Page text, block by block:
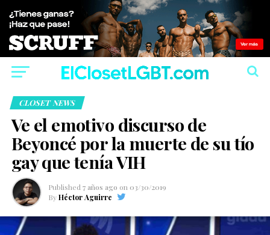
CLOSET NEWS
Ve el emotivo discurso de
Beyoncé por la muerte de su tío
gay que tenía VIH
Published 7 años ago on 03/30/2019
By Héctor Aguirre